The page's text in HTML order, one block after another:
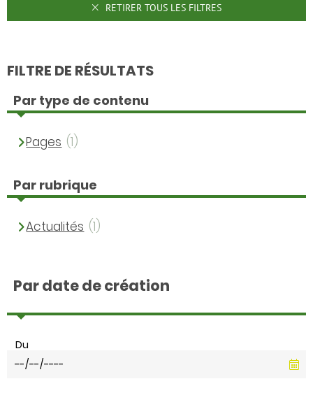
RETIRER TOUS LES FILTRES
FILTRE DE RÉSULTATS
Par type de contenu
Pages (1)
Par rubrique
Actualités (1)
Par date de création
Du